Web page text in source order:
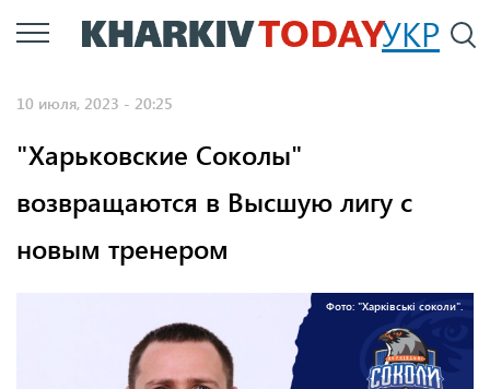
Перейти
к
УКР
10 июля, 2023 - 20:25
"Харьковские Соколы"
возвращаются в Высшую лигу с
новым тренером
Фото: "Харківські соколи".